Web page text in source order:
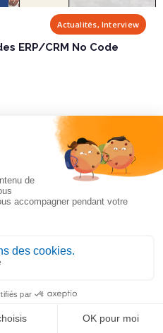
personnalisable Ignorer
Actualités, Interview
ERP/CRM No Code
t-il...
Article de presse, Actualités
No Code va t-il